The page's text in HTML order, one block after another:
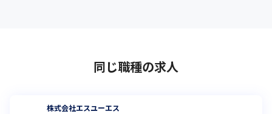
同じ職種の求人
株式会社エスユーエス